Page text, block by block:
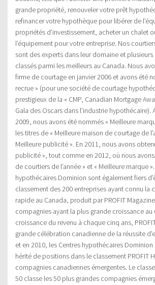
grande propriété, renouveler votre prêt
refinancer votre hypothèque pour libérer de
propriétés d’investissement, acheter un chalet
l’équipement pour votre entreprise. Nos
sont des experts dans leur domaine et plusieurs
classés parmi les meilleurs au Canada. Nous
firme de courtage en janvier 2006 et avons été
recrue » (pour une société de courtage
prestigieux de la « CMP, Canadian Mortgage
Gala des Oscars dans l’industrie hypothécaire).
2009, nous avons été nommés « Meilleure
les titres de « Meilleure maison de courtage de
Meilleure publicité ». En 2011, nous avons
publicité », tout comme en 2012, où nous
de courtiers de l’année » et « Meilleure marque
hypothécaires Dominion sont également fiers
classement des 200 entreprises ayant connu la
rapide au Canada, produit par PROFIT
compagnies ayant la plus grande croissance au
croissance du revenu à chaque cinq ans,
grande célébration canadienne de la réussite
et en 2010, les Centres hypothécaires
hérité de positions dans le classement PROFIT
compagnies canadiennes émergentes. Le
50 classe les 50 plus grandes compagnies